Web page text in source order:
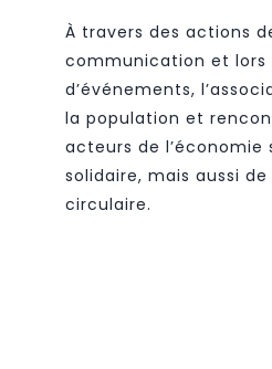
À travers des actions
communication et lors
d’événements,
la population et
acteurs de l’économie
solidaire, mais aussi de
circulaire.